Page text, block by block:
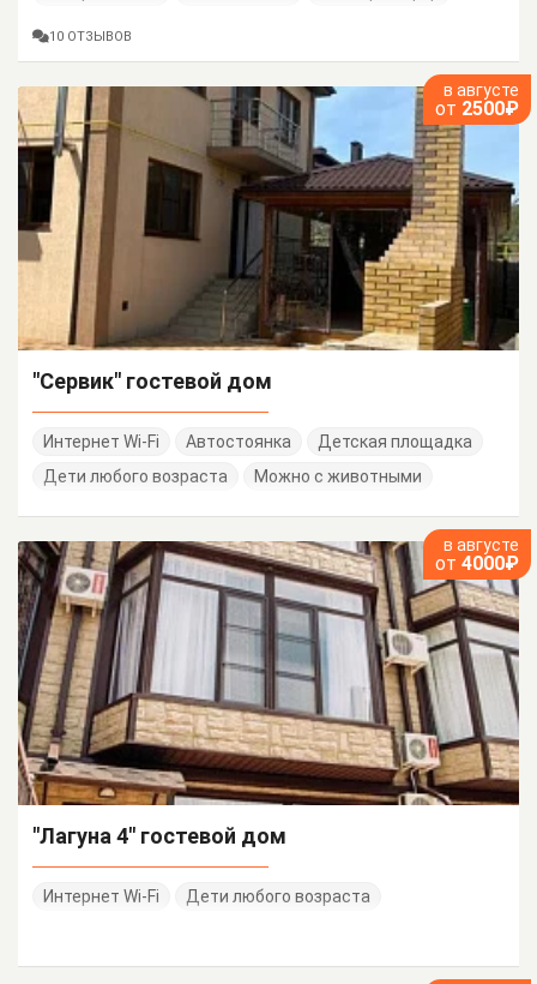
10 ОТЗЫВОВ
в августе
от 2500₽
"Сервик" гостевой дом
Интернет Wi-Fi Автостоянка
Детская площадка
Дети любого возраста
Можно с животными
в августе
от 4000₽
"Лагуна 4" гостевой дом
Интернет Wi-Fi Дети любого возраста